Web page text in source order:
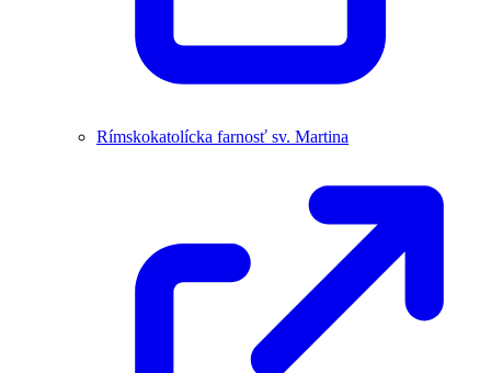
Rímskokatolícka farnosť sv. Martina